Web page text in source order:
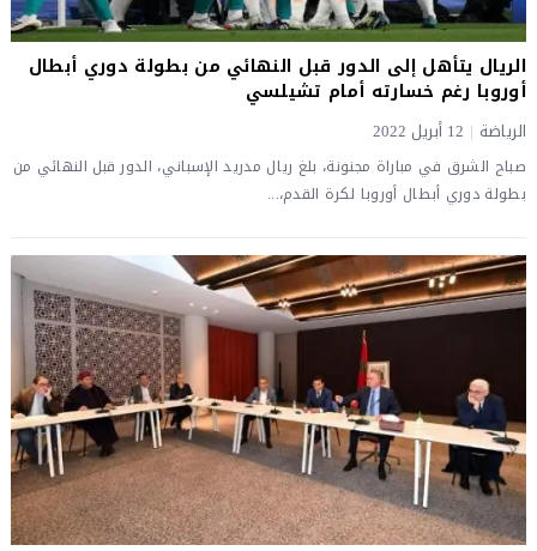
الريال يتأهل إلى الدور قبل النهائي من بطولة دوري أبطال
أوروبا رغم خسارته أمام تشيلسي
الرياضة 12 أبريل 2022
صباح الشرق في مباراة مجنونة، بلغ ريال مدريد الإسباني، الدور قبل النهائي من
بطولة دوري أبطال أوروبا لكرة القدم،...